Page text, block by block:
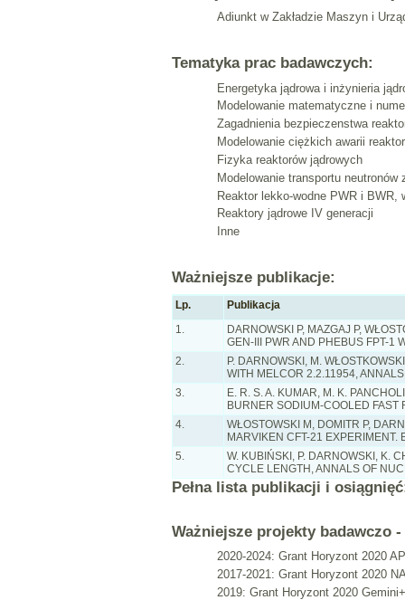
Adiunkt w Zakładzie Maszyn i
Tematyka prac badawczych:
Energetyka jądrowa i inżynieria
Modelowanie matematyczne i
Zagadnienia bezpieczenstwa
Modelowanie ciężkich awarii
Fizyka reaktorów jądrowych
Modelowanie transportu
Reaktor lekko-wodne PWR i BWR,
Reaktory jądrowe IV generacji
Inne
Ważniejsze publikacje:
Lp.
Publikacja
1.
DARNOWSKI P, MAZGAJ P,
GEN-III PWR AND PHEBUS FPT-1
2.
P. DARNOWSKI, M.
WITH MELCOR 2.2.11954,
3.
E. R. S. A. KUMAR, M. K.
BURNER SODIUM-COOLED
4.
WŁOSTOWSKI M, DOMITR P,
MARVIKEN CFT-21
5.
W. KUBIŃSKI, P. DARNOWSKI, K.
CYCLE LENGTH, ANNALS OF
Pełna lista publikacji i
Ważniejsze projekty badawczo
2020-2024: Grant Horyzont 2020
2017-2021: Grant Horyzont 2020
2019: Grant Horyzont 2020